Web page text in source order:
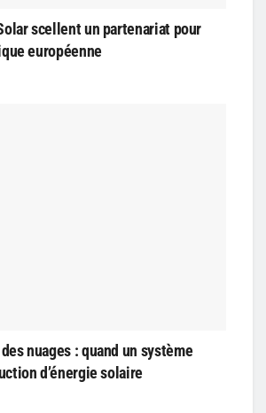
scellent un partenariat pour
européenne
nuages : quand un système
d’énergie solaire